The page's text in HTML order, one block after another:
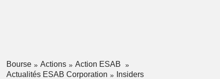
Bourse Actions
Action ESAB
Actualités ESAB Corporation
Insiders